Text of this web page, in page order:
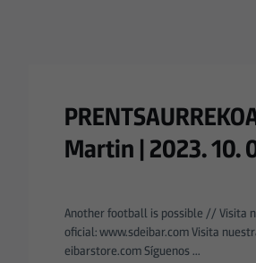
Martin | 2023. 10.
Another football is possible // Visita
oficial: www.sdeibar.com Visita
eibarstore.com Síguenos ...